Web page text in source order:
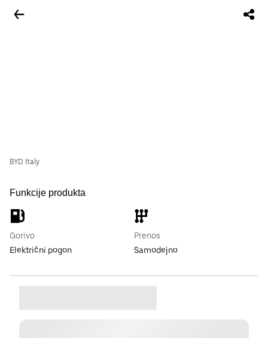
BYD Italy
Funkcije produkta
Gorivo
Električni pogon
Prenos
Samodejno